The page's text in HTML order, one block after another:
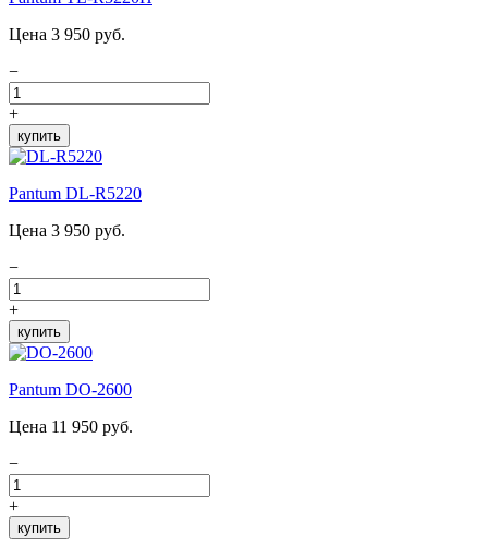
Цена 3 950 руб.
−
+
купить
Pantum DL-R5220
Цена 3 950 руб.
−
+
купить
Pantum DO-2600
Цена 11 950 руб.
−
+
купить